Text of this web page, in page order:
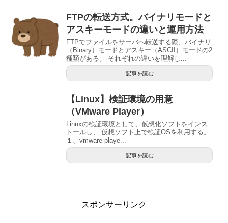
FTPの転送方式。バイナリモードと
アスキーモードの違いと運用方法
FTPでファイルをサーバへ転送する際、バイナリ
（Binary）モードとアスキー（ASCII）モードの2
種類がある。 それぞれの違いを理解し...
記事を読む
【Linux】検証環境の用意
（VMware Player）
Linuxの検証環境として、仮想化ソフトをインス
トールし、 仮想ソフト上で検証OSを利用する。
１、vmware playe...
記事を読む
スポンサーリンク